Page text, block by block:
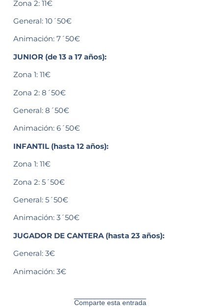
Zona 2: 11€
General: 10´50€
Animación: 7´50€
JUNIOR (de 13 a 17 años):
Zona 1: 11€
Zona 2: 8´50€
General: 8´50€
Animación: 6´50€
INFANTIL (hasta 12 años):
Zona 1: 11€
Zona 2: 5´50€
General: 5´50€
Animación: 3´50€
JUGADOR DE CANTERA (hasta 23 años):
General: 3€
Animación: 3€
Comparte esta entrada